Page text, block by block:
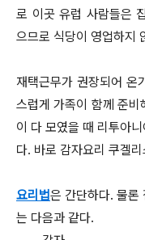
로 이곳 유럽 사람들은
으므로 식당이 영업하지
재택근무가 권장되어 온
스럽게 가족이 함께 준
이 다 모였을 때 리투아
다. 바로 감자요리 쿠겔
요리법은 간단하다. 물론
는 다음과 같다.